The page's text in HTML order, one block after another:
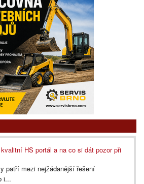
HS portál a na co si dát pozor při
patří mezi nejžádanější řešení
i...